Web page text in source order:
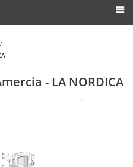
/
- LA NORDICA